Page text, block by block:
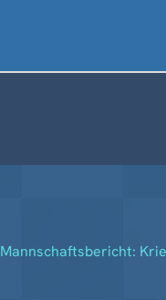
Mannschaftsbericht: